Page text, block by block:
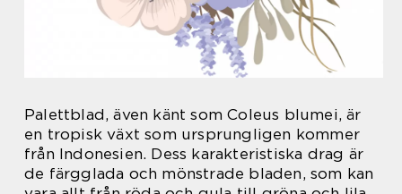
Palettblad, även känt som Coleus blumei, är
en tropisk växt som ursprungligen kommer
från Indonesien. Dess karakteristiska drag är
de färgglada och mönstrade bladen, som kan